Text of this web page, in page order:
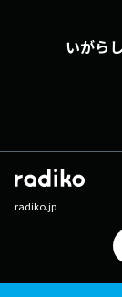
いがら
radiko.jp